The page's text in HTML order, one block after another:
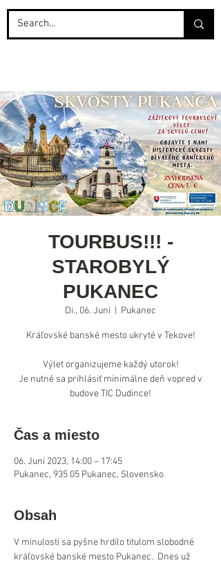
TOURBUS!!! -
STAROBYLÝ
PUKANEC
Di., 06. Juni Pukanec
Kráľovské banské mesto ukryté v Tekove!
Výlet organizujeme každý utorok!
Je nutné sa prihlásiť minimálne deň vopred v
Čas a miesto
06. Juni 2023, 14:00 – 17:45
Pukanec, 935 05 Pukanec, Slovensko
Obsah
V minulosti sa pyšne hrdilo titulom slobodné
kráľovské banské mesto Pukanec.  Dnes už